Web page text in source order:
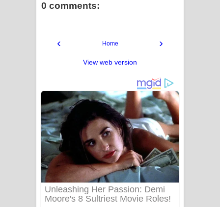
0 comments:
‹ ›
Home
View web version